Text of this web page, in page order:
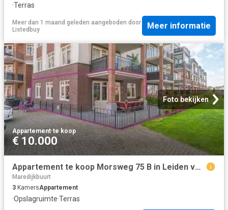
·Terras
Meer dan 1 maand geleden aangeboden door
Listedbuy
Meer informatie
Foto bekijken
Appartement·te koop
€ 10.000
Appartement te koop Morsweg 75 B in Leiden voor € 425.000
Maredijkbuurt
3 KamersAppartement
·Opslagruimte·Terras